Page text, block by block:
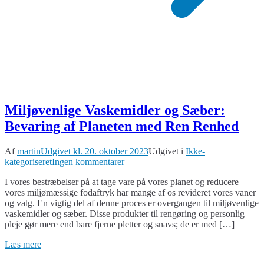
Miljøvenlige Vaskemidler og Sæber:
Bevaring af Planeten med Ren Renhed
AfmartinUdgivet kl. 20. oktober 2023Udgivet i Ikke-
kategoriseretIngen kommentarertil
Vaskemidler
og
Sæber:
Bevaring
af
I vores bestræbelser på at tage vare på vores planet og reducere
vores miljømæssige fodaftryk har mange af os revideret vores vaner
og valg. En vigtig del af denne proces er overgangen til miljøvenlige
vaskemidler og sæber. Disse produkter til rengøring og personlig
pleje gør mere end bare fjerne pletter og snavs; de er med […]
Læs mere